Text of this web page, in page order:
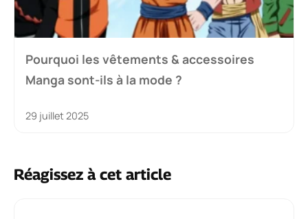
Pourquoi les vêtements & accessoires
Manga sont-ils à la mode ?
29 juillet 2025
Réagissez à cet article